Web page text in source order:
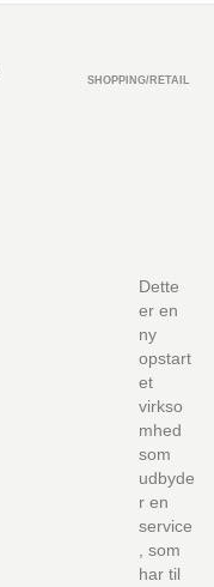
SHOPPING/RETAIL
Dette
er en
ny
opstart
et
virkso
mhed
som
udbyde
r en
service
, som
har til